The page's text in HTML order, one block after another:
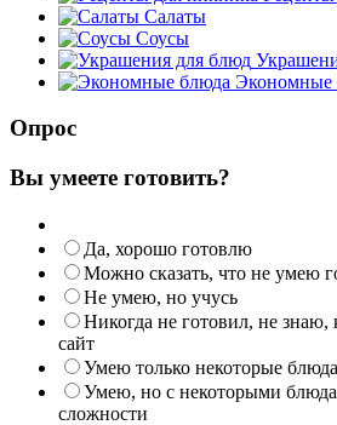
Салаты
Соусы
Экономные
Опрос
Вы умеете готовить?
Да, хорошо готовлю
Можно сказать, что не умею
Не умею, но учусь
Никогда не готовил, не знаю,
сайт
Умею только некоторые блюда
Умею, но с некоторыми
сложности